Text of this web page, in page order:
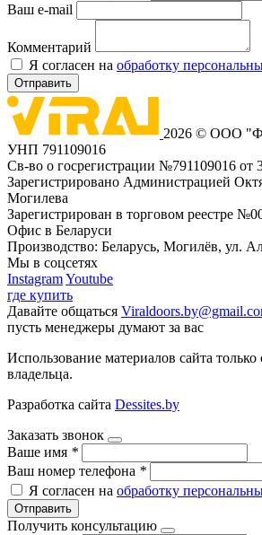
Ваш e-mail
Комментарий
Я согласен на обработку
Отправить
2026 © ООО
УНП 791109016
Св-во о госрегистрации №791109016 от
Зарегистрировано Администрацией
Могилева
Зарегистрирован в торговом реестре
Офис в Беларуси
Производство: Беларусь, Могилёв, ул.
Мы в соцсетях
InstagramYoutube
где купить
Давайте общаться
пусть менеджеры думают за вас
Использование материалов сайта только
владельца.
Разработка сайта Dessites.by
Заказать звонок
Ваше имя *
Ваш номер телефона *
Я согласен на обработку
Отправить
Получить консультацию